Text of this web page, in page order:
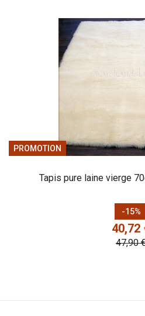
PROMOTION
Tapis pure laine vierge
-15%
Prix
40,72
47,90